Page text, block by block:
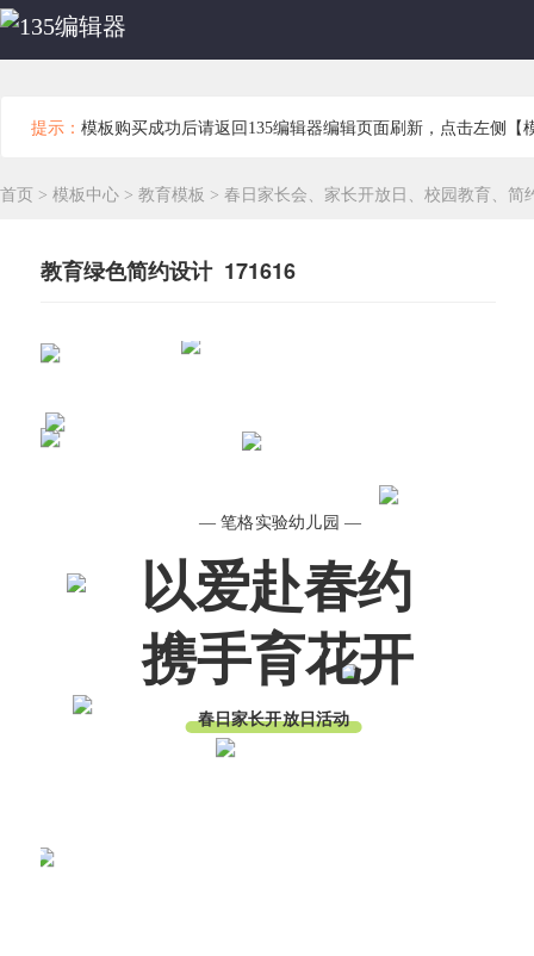
提示： 模板购买成功后请返回135编辑器编辑页面刷新，点击左侧【
首页 > 模板中心 > 教育模板 > 春日家长会、家长开放日、校园教育、简
教育绿色简约设计 171616
以爱赴春约
— 笔格实验幼儿园 —
携手育花开
春日家长开放日活动